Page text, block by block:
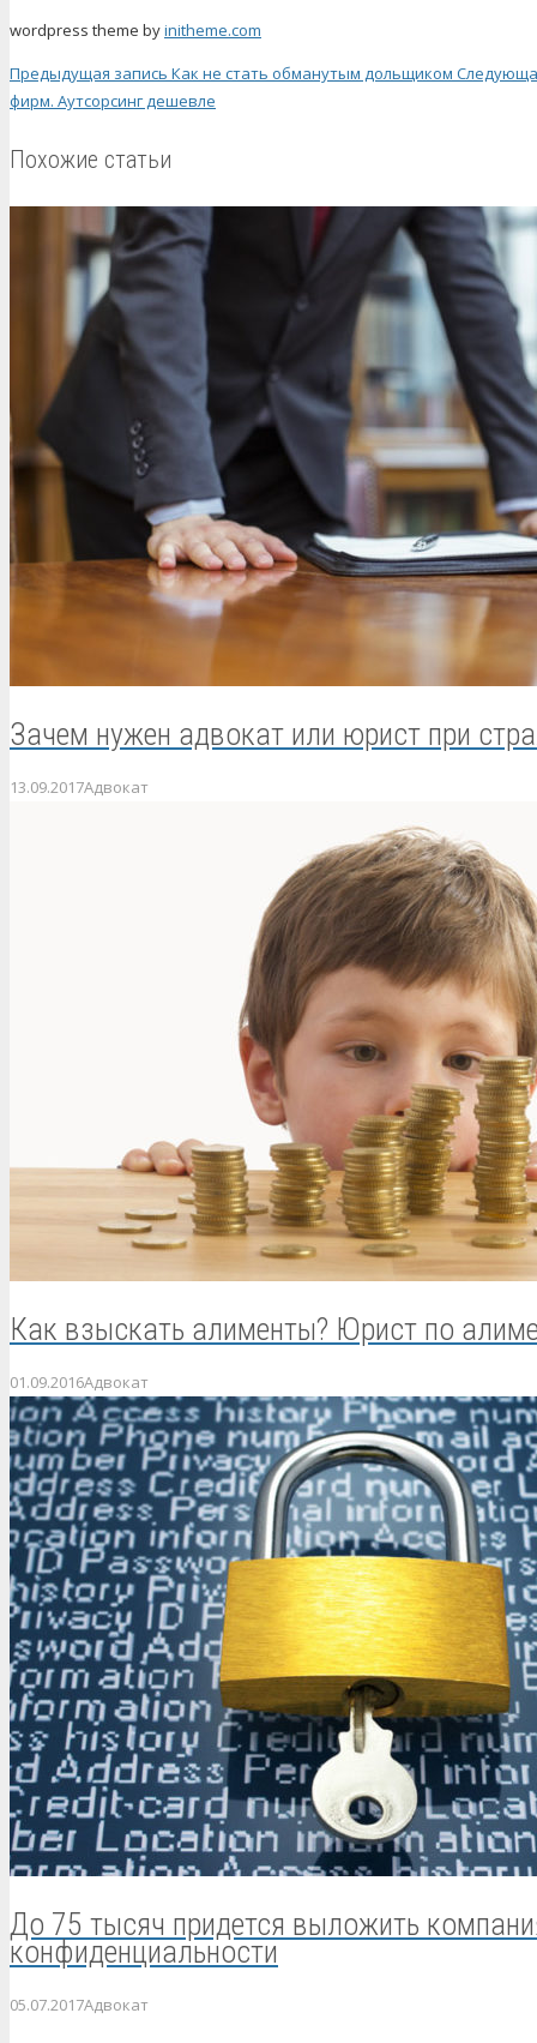
wordpress theme byinitheme.com
Предыдущая запись Как не стать обманутым дольщиком
фирм. Аутсорсинг дешевле
Похожие статьи
Зачем нужен адвокат или юрист при
13.09.2017Адвокат
Как взыскать алименты? Юрист по
01.09.2016Адвокат
До 75 тысяч придется выложить
конфиденциальности
05.07.2017Адвокат